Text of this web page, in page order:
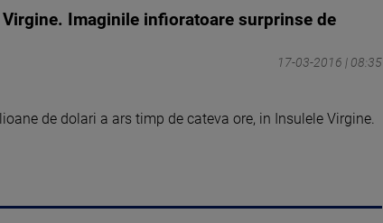
Imaginile infioratoare surprinse de
17-03-2016 | 08:35
de dolari a ars timp de cateva ore, in Insulele Virgine.